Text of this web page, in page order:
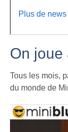
Plus de news
On joue
Tous les mois,
du monde de